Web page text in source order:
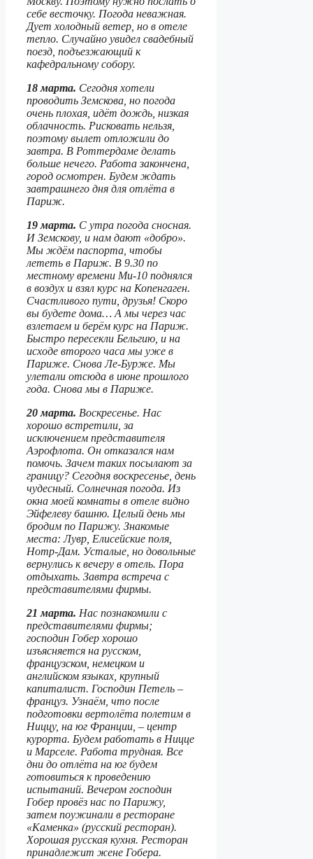
себе весточку. Погода неважная.
Дует холодный ветер, но в отеле
тепло. Случайно увидел свадебный
поезд, подъезжающий к
кафедральному собору.
18 марта. Сегодня хотели
проводить Земскова, но погода
очень плохая, идёт дождь, низкая
облачность. Рисковать нельзя,
поэтому вылет отложили до
завтра. В Роттердаме делать
больше нечего. Работа закончена,
город осмотрен. Будем ждать
завтрашнего дня для отлёта в
Париж.
19 марта. С утра погода сносная.
И Земскову, и нам дают «добро».
Мы ждём паспорта, чтобы
лететь в Париж. В 9.30 по
местному времени Ми-10 поднялся
в воздух и взял курс на Копенгаген.
Счастливого пути, друзья! Скоро
вы будете дома… А мы через час
взлетаем и берём курс на Париж.
Быстро пересекли Бельгию, и на
исходе второго часа мы уже в
Париже. Снова Ле-Бурже. Мы
улетали отсюда в июне прошлого
года. Снова мы в Париже.
20 марта. Воскресенье. Нас
хорошо встретили, за
исключением представителя
Аэрофлота. Он отказался нам
помочь. Зачем таких посылают за
границу? Сегодня воскресенье, день
чудесный. Солнечная погода. Из
окна моей комнаты в отеле видно
Эйфелеву башню. Целый день мы
бродим по Парижу. Знакомые
места: Лувр, Елисейские поля,
Нотр-Дам. Усталые, но довольные
вернулись к вечеру в отель. Пора
отдыхать. Завтра встреча с
представителями фирмы.
21 марта. Нас познакомили с
представителями фирмы;
господин Гобер хорошо
изъясняется на русском,
французском, немецком и
английском языках, крупный
капиталист. Господин Петель –
француз. Узнаём, что после
подготовки вертолёта полетим в
Ниццу, на юг Франции, – центр
курорта. Будем работать в Ницце
и Марселе. Работа трудная. Все
дни до отлёта на юг будем
готовиться к проведению
испытаний. Вечером господин
Гобер провёз нас по Парижу,
затем поужинали в ресторане
«Каменка» (русский ресторан).
Хорошая русская кухня. Ресторан
принадлежит жене Гобера.